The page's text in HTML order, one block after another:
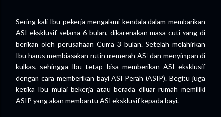
Sering kali Ibu pekerja mengalami kendala dalam membarikan
ASI eksklusif selama 6 bulan, dikarenakan masa cuti yang di
berikan oleh perusahaan Cuma 3 bulan. Setelah melahirkan
Ibu harus membiasakan rutin memerah ASI dan menyimpan di
kulkas, sehingga Ibu tetap bisa memberikan ASI eksklusif
dengan cara memberikan bayi ASI Perah (ASIP). Begitu juga
ketika Ibu mulai bekerja atau berada diluar rumah memiliki
ASIP yang akan membantu ASI eksklusif kepada bayi.